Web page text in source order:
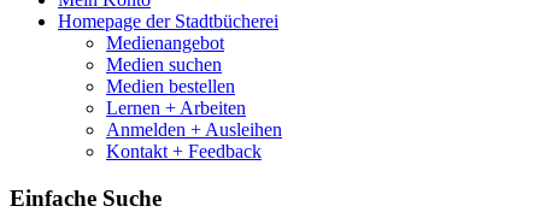
Homepage der Stadtbücherei
Medienangebot
Medien suchen
Medien bestellen
Lernen + Arbeiten
Anmelden + Ausleihen
Kontakt + Feedback
Einfache Suche